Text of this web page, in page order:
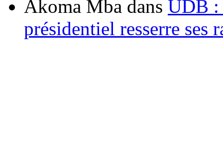
Akoma Mba dans UDB :
présidentiel resserre ses